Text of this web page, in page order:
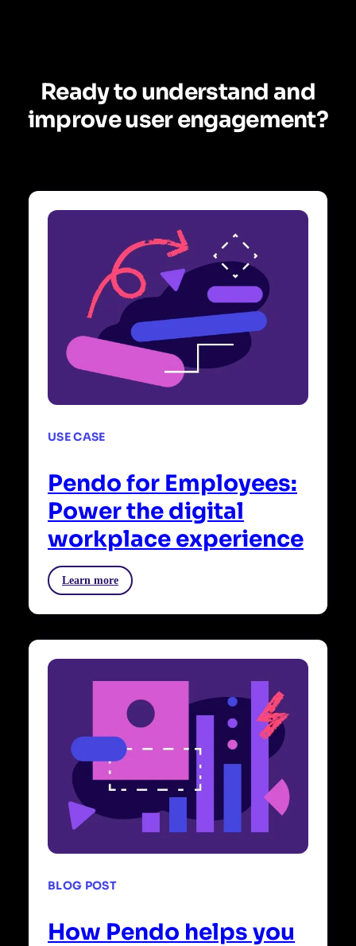
Ready to understand and
improve user engagement?
USE CASE
Pendo for Employees:
Power the digital
workplace experience
Learn more
BLOG POST
How Pendo helps you